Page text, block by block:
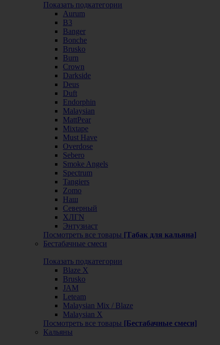
Показать подкатегории
Aurum
B3
Banger
Bonche
Brusko
Burn
Crown
Darkside
Deus
Duft
Endorphin
Malaysian
MattPear
Mixtape
Must Have
Overdose
Sebero
Smoke Angels
Spectrum
Tangiers
Zomo
Наш
Северный
ХЛГN
Энтузиаст
Посмотреть все товары [Табак для кальяна]
Бестабачные смеси
Показать подкатегории
Blaze X
Brusko
JAM
Leteam
Malaysian Mix / Blaze
Malaysian X
Посмотреть все товары [Бестабачные смеси]
Кальяны